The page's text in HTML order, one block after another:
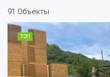
91 Объекты
ТОП